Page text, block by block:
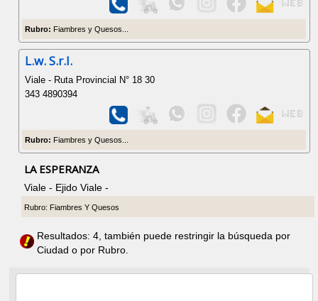
Rubro: Fiambres y Quesos...
L.w. S.r.l.
Viale - Ruta Provincial N° 18 30
343 4890394
Rubro: Fiambres y Quesos...
LA ESPERANZA
Viale - Ejido Viale -
Rubro: Fiambres Y Quesos
Resultados: 4, también puede restringir la búsqueda por
Ciudad o por Rubro.